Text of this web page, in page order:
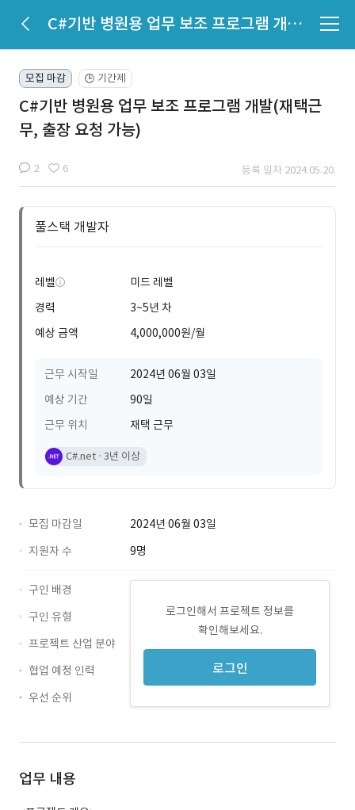
C#기반 병원용 업무 보조 프로그램 개발(재택근무, 출장 요청 가능)
모집 마감 🕒 기간제
C#기반 병원용 업무 보조 프로그램 개발(재택근
무, 출장 요청 가능)
2 6 등록 일자 2024.05.20.
풀스택 개발자
레벨
미드 레벨
경력
3~5년 차
예상 금액
4,000,000원/월
근무 시작일
2024년 06월 03일
예상 기간
90일
근무 위치
재택 근무
C#.net 3년 이상
모집 마감일
2024년 06월 03일
지원자 수
9명
로그인해서 프로젝트 정보를
확인해보세요.
로그인
구인 배경
구인 유형
프로젝트 산업 분야
협업 예정 인력
우선 순위
업무 내용